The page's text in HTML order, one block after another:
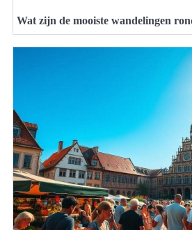
Wat zijn de mooiste wandelingen